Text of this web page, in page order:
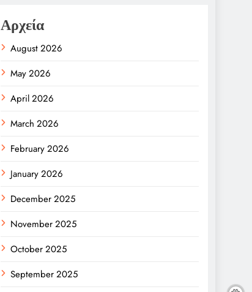
Αρχεία
August 2026
May 2026
April 2026
March 2026
February 2026
January 2026
December 2025
November 2025
October 2025
September 2025